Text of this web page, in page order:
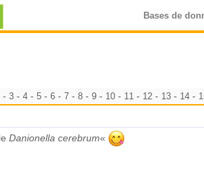
Bases de
-3 -4 -5 -6 -7 -8 -9 - 10 - 11 - 12 - 13 - 14 -
Danionella cerebrum«